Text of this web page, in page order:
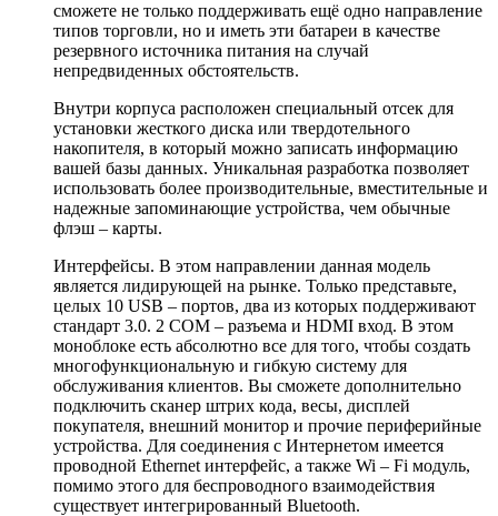
сможете не только поддерживать ещё одно направление
типов торговли, но и иметь эти батареи в качестве
резервного источника питания на случай
непредвиденных обстоятельств.
Внутри корпуса расположен специальный отсек для
установки жесткого диска или твердотельного
накопителя, в который можно записать информацию
вашей базы данных. Уникальная разработка позволяет
использовать более производительные, вместительные и
надежные запоминающие устройства, чем обычные
флэш – карты.
Интерфейсы. В этом направлении данная модель
является лидирующей на рынке. Только представьте,
целых 10 USB – портов, два из которых поддерживают
стандарт 3.0. 2 COM – разъема и HDMI вход. В этом
моноблоке есть абсолютно все для того, чтобы создать
многофункциональную и гибкую систему для
обслуживания клиентов. Вы сможете дополнительно
подключить сканер штрих кода, весы, дисплей
покупателя, внешний монитор и прочие периферийные
устройства. Для соединения с Интернетом имеется
проводной Ethernet интерфейс, а также Wi – Fi модуль,
помимо этого для беспроводного взаимодействия
существует интегрированный Bluetooth.